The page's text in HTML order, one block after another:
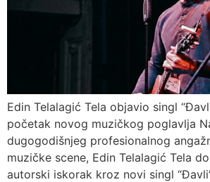
Edin Telalagić Tela objavio singl
početak novog muzičkog poglavlja
dugogodišnjeg profesionalnog
muzičke scene, Edin Telalagić Tela
autorski iskorak kroz novi singl